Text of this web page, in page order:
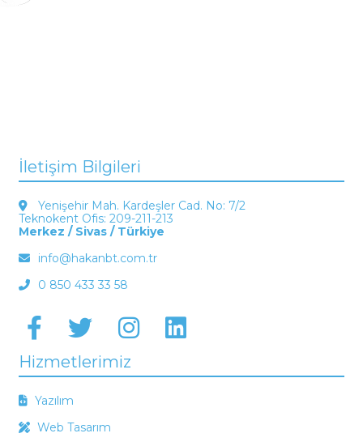
İletişim Bilgileri
Yenişehir Mah. Kardeşler Cad. No: 7/2
Teknokent Ofis: 209-211-213
Merkez / Sivas / Türkiye
info@hakanbt.com.tr
0 850 433 33 58
Hizmetlerimiz
Yazılım
Web Tasarım